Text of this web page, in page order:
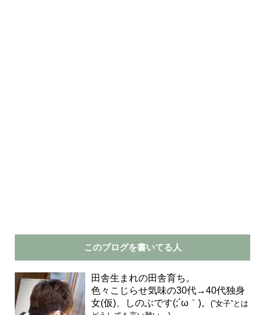
このブログを書いてる人
田舎生まれの田舎育ち。
色々こじらせ気味の30代→40代独身
女(仮)、しのぶです(;´ω｀)。(”女子”とは